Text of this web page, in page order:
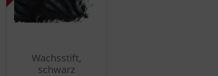
Wachsstift,
schwarz